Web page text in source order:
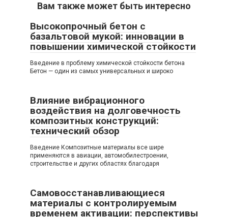
Вам также может быть интересно
Высокопрочный бетон с
базальтовой мукой: инновации в
повышении химической стойкости
Введение в проблему химической стойкости бетона
Бетон — один из самых универсальных и широко
Влияние вибрационного
воздействия на долговечность
композитных конструкций:
технический обзор
Введение Композитные материалы все шире
применяются в авиации, автомобилестроении,
строительстве и других областях благодаря
Самовосстанавливающиеся
материалы с контролируемым
временем активации: перспективы